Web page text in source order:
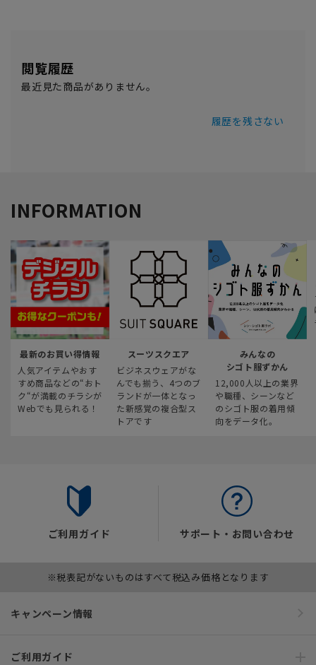
閲覧履歴
最近見た商品がありません。
履歴を残さない
INFORMATION
最新のお買い得情報
人気アイテムやおす
すめ商品などの“おト
ク“が満載のチラシが
Webでも見られる！
スーツスクエア
ビジネスウェアがな
んでも揃う、4つのブ
ランドが一体となっ
た新感覚の複合型ス
トアです
みんなの
シゴト服ずかん
12,000人以上の業界
や職種、シーンなど
のシゴト服の着用傾
向をデータ化。
ご利用ガイド サポート・お問い合わせ
※税表記がないものはすべて税込み価格となります
キャンペーン情報
ご利用ガイド